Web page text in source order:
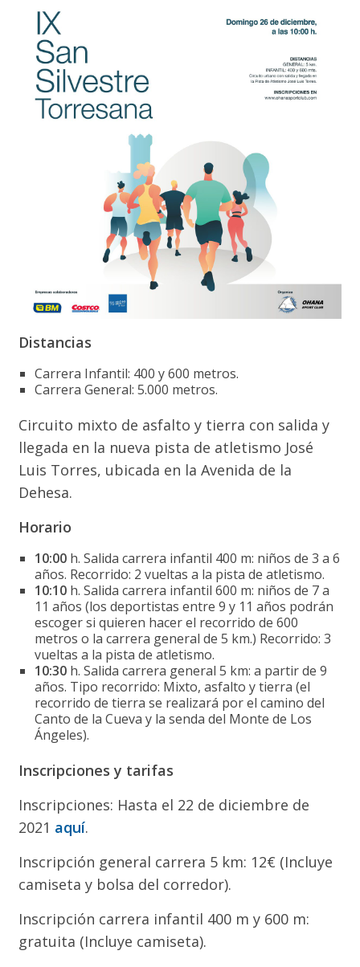
Distancias
Carrera Infantil: 400 y 600 metros.
Carrera General: 5.000 metros.
Circuito mixto de asfalto y tierra con salida y
llegada en la nueva pista de atletismo José
Luis Torres, ubicada en la Avenida de la
Dehesa.
Horario
10:00 h. Salida carrera infantil 400 m: niños de 3 a 6
años. Recorrido: 2 vueltas a la pista de atletismo.
10:10 h. Salida carrera infantil 600 m: niños de 7 a
11 años (los deportistas entre 9 y 11 años podrán
escoger si quieren hacer el recorrido de 600
metros o la carrera general de 5 km.) Recorrido: 3
vueltas a la pista de atletismo.
10:30 h. Salida carrera general 5 km: a partir de 9
años. Tipo recorrido: Mixto, asfalto y tierra (el
recorrido de tierra se realizará por el camino del
Canto de la Cueva y la senda del Monte de Los
Ángeles).
Inscripciones y tarifas
Inscripciones: Hasta el 22 de diciembre de
2021 aquí.
Inscripción general carrera 5 km: 12€ (Incluye
camiseta y bolsa del corredor).
Inscripción carrera infantil 400 m y 600 m:
gratuita (Incluye camiseta).